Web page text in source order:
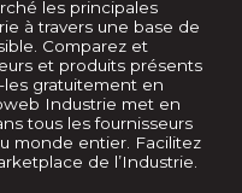
les principales
à travers une base de
Comparez et
et produits présents
gratuitement en
Industrie met en
tous les fournisseurs
monde entier. Facilitez
de l’Industrie.